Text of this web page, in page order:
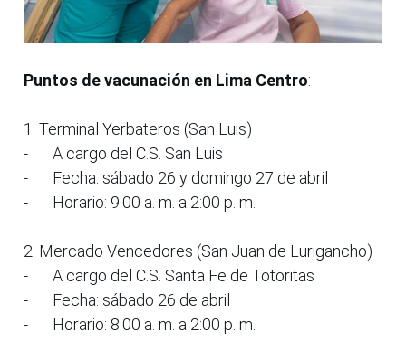
Puntos de vacunación en Lima Centro:
1. Terminal Yerbateros (San Luis)
-
A cargo del C.S. San Luis
-
Fecha: sábado 26 y domingo 27 de abril
-
Horario: 9:00 a. m. a 2:00 p. m.
2. Mercado Vencedores (San Juan de Lurigancho)
-
A cargo del C.S. Santa Fe de Totoritas
-
Fecha: sábado 26 de abril
-
Horario: 8:00 a. m. a 2:00 p. m.